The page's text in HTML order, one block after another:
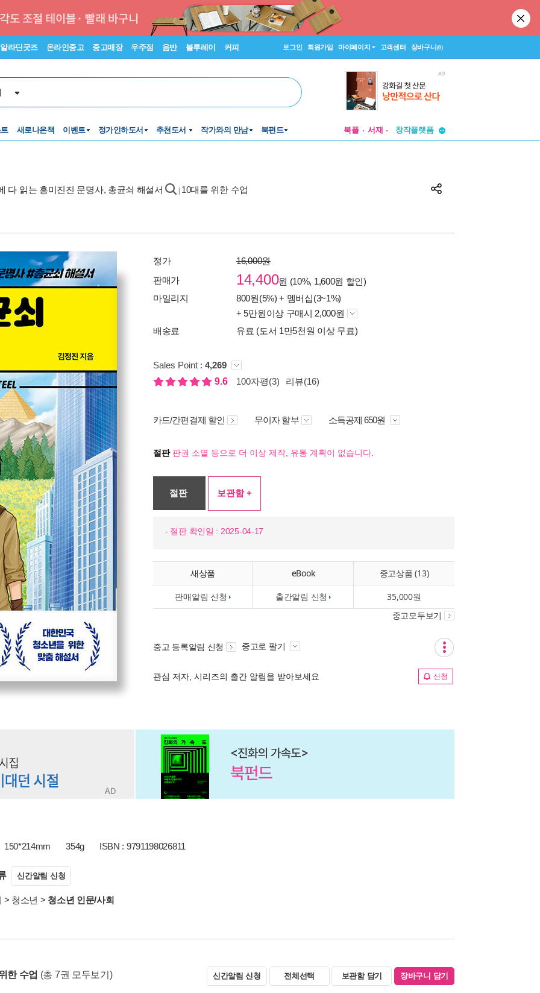
알라딘굿즈 온라인중고 중고매장 우주점 음반 블루레이 커피 로그인 회원가입 마이페이지 고객센터 장바구니(0)
새로나온책 이벤트 정가인하도서 추천도서 작가와의 만남 북펀드 북플 서재
창작플랫폼
다 읽는 흥미진진 문명사, 총균쇠 해설서 10대를 위한 수업
정가
16,000원
판매가
14,400원 (10%, 1,600원 할인)
마일리지
800원(5%) + 멤버십(3~1%)
+ 5만원이상 구매시 2,000원
배송료
유료 (도서 1만5천원 이상 무료)
Sales Point : 4,269
9.6
100자평(3) 리뷰(16)
카드/간편결제 할인 무이자 할부 소득공제 650원
절판판권 소멸 등으로 더 이상 제작, 유통 계획이 없습니다.
절판 보관함 +
- 절판 확인일 : 2025-04-17
새상품 eBook 중고상품 (13)
판매알림 신청 출간알림 신청 35,000원
중고모두보기
중고 등록알림 신청 중고로 팔기
관심 저자, 시리즈의 출간 알림을 받아보세요 신청
150*214mm 354g ISBN : 9791198026811
신간알림 신청
> 청소년 > 청소년 인문/사회
한 수업 (총 7권 모두보기) 신간알림 신청 전체선택 보관함 담기 장바구니 담기